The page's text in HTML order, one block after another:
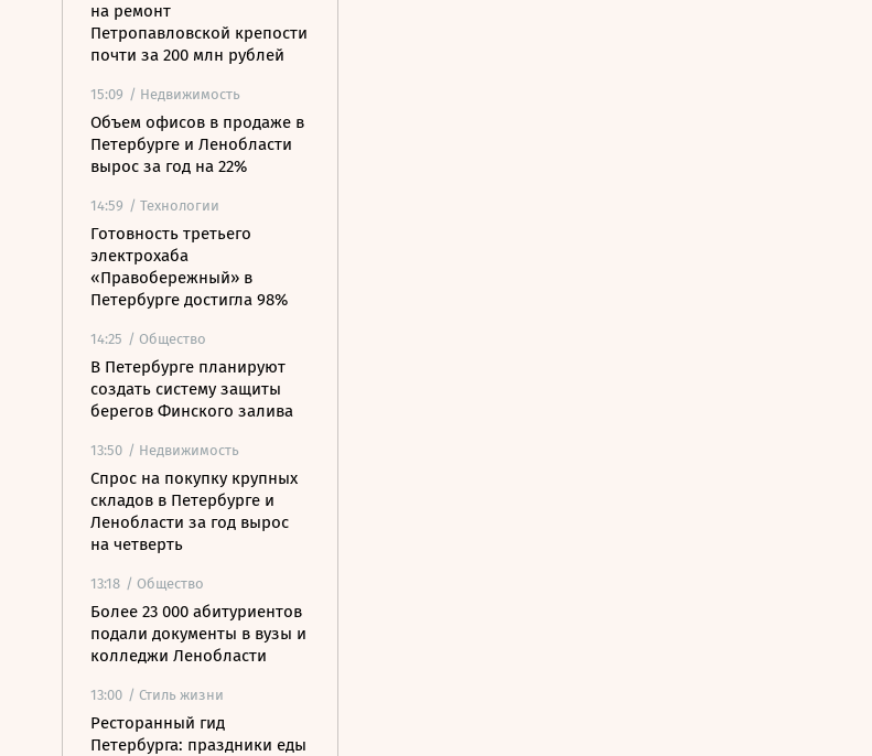
на ремонт
Петропавловской крепости
почти за 200 млн рублей
15:09 / Недвижимость
Объем офисов в продаже в
Петербурге и Ленобласти
вырос за год на 22%
14:59 / Технологии
Готовность третьего
электрохаба
«Правобережный» в
Петербурге достигла 98%
14:25 / Общество
В Петербурге планируют
создать систему защиты
берегов Финского залива
13:50 / Недвижимость
Спрос на покупку крупных
складов в Петербурге и
Ленобласти за год вырос
на четверть
13:18 / Общество
Более 23 000 абитуриентов
подали документы в вузы и
колледжи Ленобласти
13:00 / Стиль жизни
Ресторанный гид
Петербурга: праздники еды